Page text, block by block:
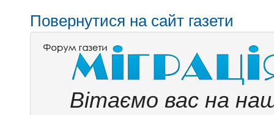
Повернутися на сайт газети
Вітаємо вас на